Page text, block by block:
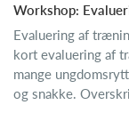
Workshop:
Evaluering af
kort evaluering af
mange
og snakke.